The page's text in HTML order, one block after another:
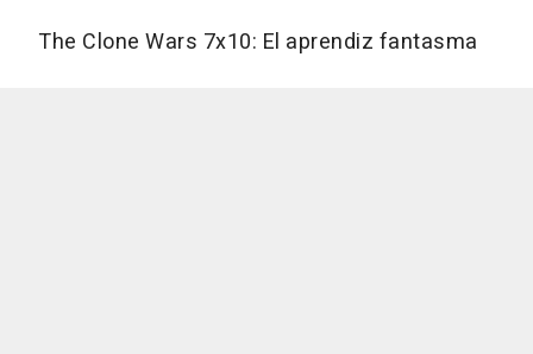
The Clone Wars 7x10: El aprendiz fantasma